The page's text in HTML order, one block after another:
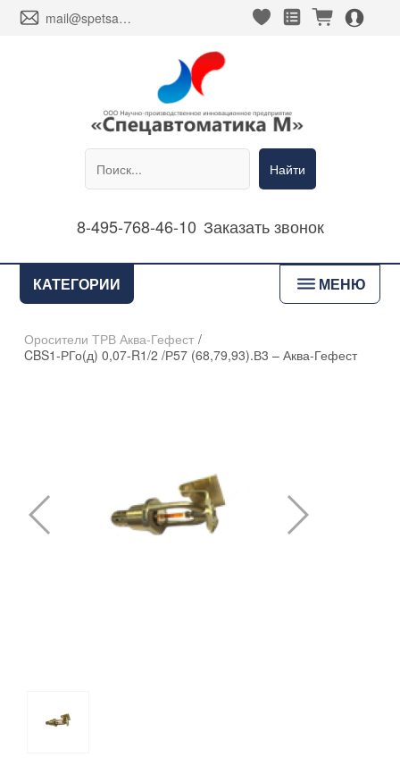
envelope mail@spetsavtomatika-m.ru heart_fill square_favorites_fill cart_fill person_alt_circle_fill
Найти
8-495-768-46-10 Заказать звонок
КАТЕГОРИИ bars МЕНЮ
Оросители ТРВ Аква-Гефест /
CBS1-РГо(д) 0,07-R1/2 /Р57 (68,79,93).В3 – Аква-Гефест